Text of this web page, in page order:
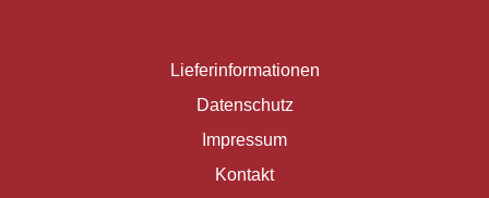
Lieferinformationen
Datenschutz
Impressum
Kontakt